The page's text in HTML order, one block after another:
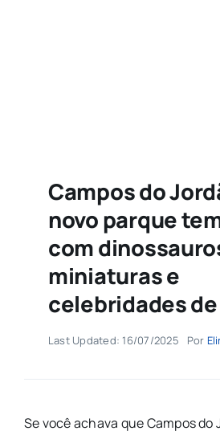
Campos do
novo parque
com
miniaturas e
celebridades
Last Updated: 16/07/2025 Por
Se você achava que Campos do